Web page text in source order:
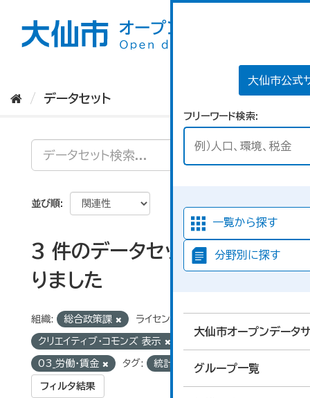
大仙市公式
フリーワード検索
一覧から探す
分野別に探す
大仙市オープンデータ
グループ一覧
データセット
並び順
3 件のデータセットが見つか
りました
組織: 総合政策課 ライセンス:
クリエイティブ・コモンズ 表示
03_労働・賃金 タグ: 統計 国勢調査
フィルタ結果